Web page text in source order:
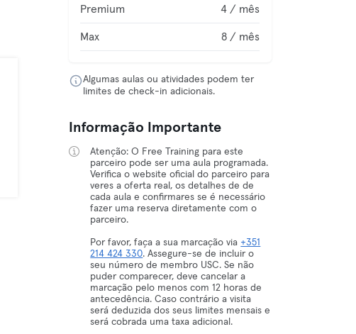
Premium 4 / mês
Max 8 / mês
Algumas aulas ou atividades podem ter
limites de check-in adicionais.
Informação Importante
Atenção: O Free Training para este
parceiro pode ser uma aula programada.
Verifica o website oficial do parceiro para
veres a oferta real, os detalhes de de
cada aula e confirmares se é necessário
fazer uma reserva diretamente com o
parceiro.
Por favor, faça a sua marcação via +351
214 424 330. Assegure-se de incluir o
seu número de membro USC. Se não
puder comparecer, deve cancelar a
marcação pelo menos com 12 horas de
antecedência. Caso contrário a visita
será deduzida dos seus limites mensais e
será cobrada uma taxa adicional.